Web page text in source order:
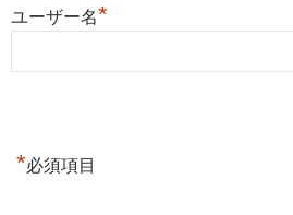
ユーザー名*
*必須項目